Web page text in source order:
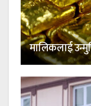
मालिकलाई